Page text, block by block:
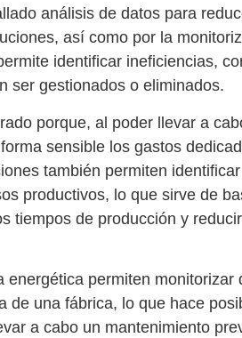
análisis de datos para
así como por la
identificar ineficiencias,
ser gestionados o eliminados.
porque, al poder llevar a
sensible los gastos
también permiten
productivos, lo que sirve de
tiempos de producción y
energética permiten monitorizar
de una fábrica, lo que hace
a cabo un mantenimiento